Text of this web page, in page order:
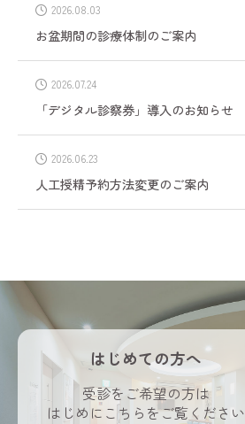
2026.08.03
お盆期間の診療体制のご案内
2026.07.24
「デジタル診察券」導入のお知らせ
2026.06.23
人工授精予約方法変更のご案内
はじめての方へ
受診をご希望の方は
はじめにこちらをご覧ください